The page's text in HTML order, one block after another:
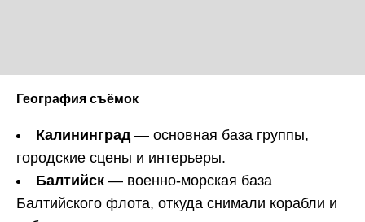
География съёмок
Калининград — основная база группы,
городские сцены и интерьеры.
Балтийск — военно-морская база
Балтийского флота, откуда снимали корабли и